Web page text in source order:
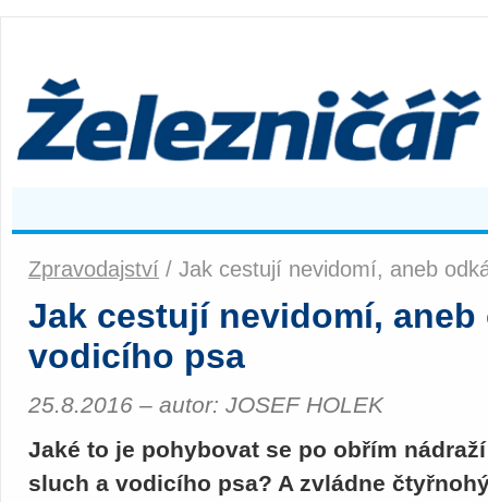
Zpravodajství / Jak cestují nevidomí, aneb
Jak cestují nevidomí, aneb
vodicího psa
25.8.2016 – autor: JOSEF HOLEK
Jaké to je pohybovat se po obřím
sluch a vodicího psa? A zvládne